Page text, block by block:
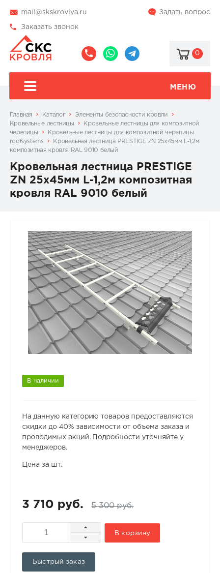
mail@skskrovlya.ru Задать вопрос
Заказать звонок
0
МЕНЮ
Главная Каталог
Элементы безопасности кровли
Кровельные лестницы
Кровельные лестницы для композитной
черепицы
Кровельные лестницы для композитной черепицы
roofsystems
Кровельная лестница PRESTIGE ZN 25x45мм L-1,2м
композитная кровля RAL 9010 белый
Кровельная лестница PRESTIGE
ZN 25x45мм L-1,2м композитная
кровля RAL 9010 белый
В наличии
На данную категорию товаров предоставляются
скидки до 40% зависимости от объема заказа и
проводимых акций. Подробности уточняйте у
менеджеров.
Цена за шт.
3 710 руб. 5 300 руб.
В корзину
Быстрый заказ